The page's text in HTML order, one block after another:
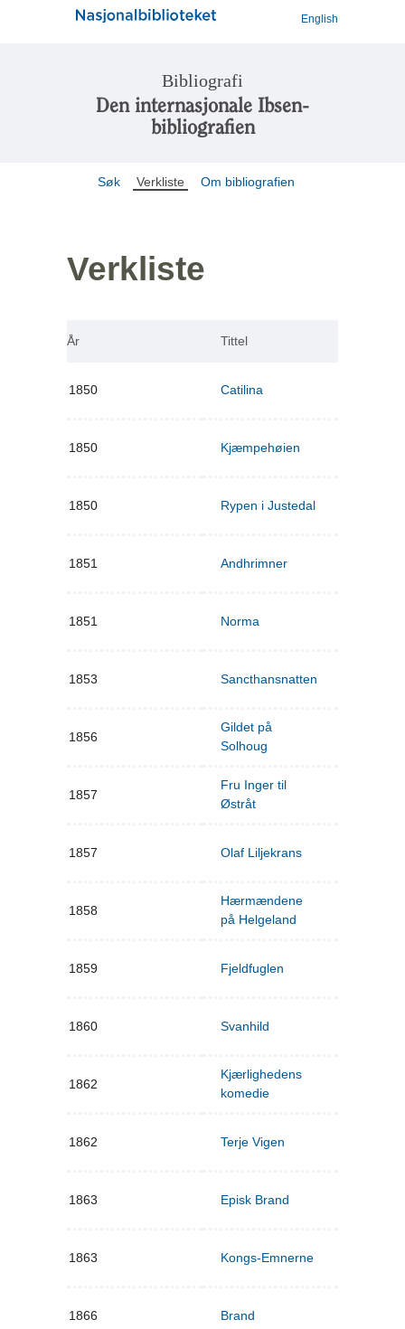
English
Bibliografi
Den internasjonale Ibsen-
bibliografien
Søk Verkliste Om bibliografien
Verkliste
År Tittel
1850 Catilina
1850 Kjæmpehøien
1850 Rypen i Justedal
1851 Andhrimner
1851 Norma
1853 Sancthansnatten
1856
Gildet på
Solhoug
1857
Fru Inger til
Østråt
1857 Olaf Liljekrans
1858
Hærmændene
på Helgeland
1859 Fjeldfuglen
1860 Svanhild
1862
Kjærlighedens
komedie
1862 Terje Vigen
1863 Episk Brand
1863 Kongs-Emnerne
1866 Brand